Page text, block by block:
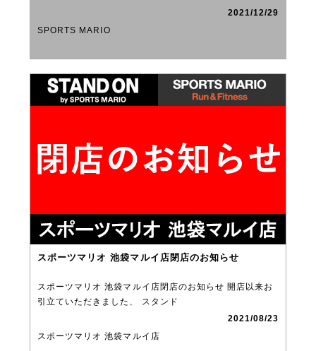
2021/12/29
SPORTS MARIO
スポーツマリオ 池袋マルイ店閉店のお知らせ
スポーツマリオ 池袋マルイ店閉店のお知らせ 開店以来お
引立ていただきました、 スタンド
2021/08/23
スポーツマリオ 池袋マルイ店